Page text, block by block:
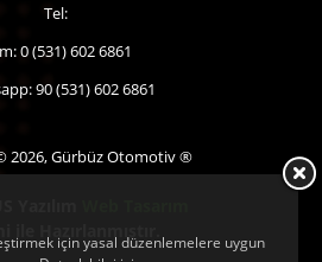
için yasal düzenlemelere uygun
Tel:
0 (531) 602 6861
90 (531) 602 6861
2026, Gürbüz Otomotiv ®